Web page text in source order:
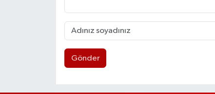
Gönder